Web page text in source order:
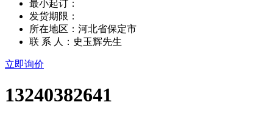
最小起订：
发货期限：
所在地区：河北省保定市
联 系 人：史玉辉先生
立即询价
13240382641